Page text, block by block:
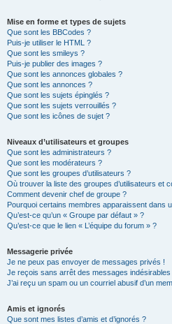
Mise en forme et types de sujets
Que sont les BBCodes ?
Puis-je utiliser le HTML ?
Que sont les smileys ?
Puis-je publier des images ?
Que sont les annonces globales ?
Que sont les annonces ?
Que sont les sujets épinglés ?
Que sont les sujets verrouillés ?
Que sont les icônes de sujet ?
Niveaux d’utilisateurs et groupes
Que sont les administrateurs ?
Que sont les modérateurs ?
Que sont les groupes d’utilisateurs ?
Où trouver la liste des groupes d’utilisateurs et
Comment devenir chef de groupe ?
Pourquoi certains membres apparaissent dans
Qu’est-ce qu’un « Groupe par défaut » ?
Qu’est-ce que le lien « L’équipe du forum » ?
Messagerie privée
Je ne peux pas envoyer de messages privés !
Je reçois sans arrêt des messages indésirables
J’ai reçu un spam ou un courriel abusif d’un
Amis et ignorés
Que sont mes listes d’amis et d’ignorés ?